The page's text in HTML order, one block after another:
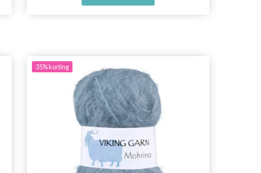
35%korting